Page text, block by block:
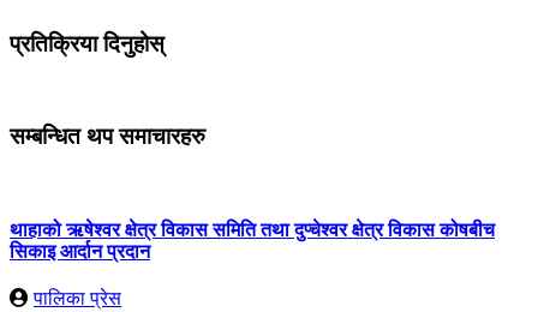
प्रतिक्रिया दिनुहोस्
सम्बन्धित थप समाचारहरु
थाहाको ऋषेश्वर क्षेत्र विकास समिति तथा दुप्चेश्वर क्षेत्र विकास कोषबीच
सिकाइ आर्दान प्रदान
पालिका प्रेस